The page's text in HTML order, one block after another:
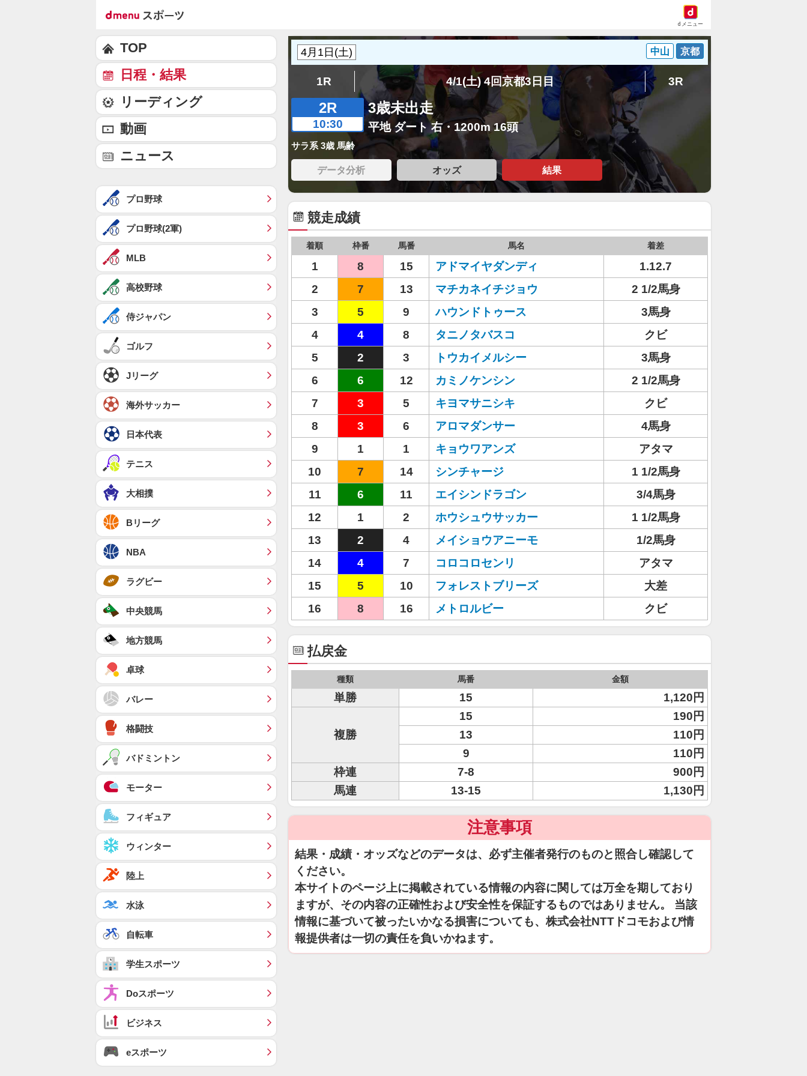
dメニュー
中山 京都
1R 4/1(土) 4回京都3日目 3R
2R
10:30
3歳未出走
平地 ダート 右・1200m 16頭
サラ系 3歳 馬齢
データ分析 オッズ 結果
競走成績
着順 枠番 馬番 馬名 着差
1 8 15 アドマイヤダンディ
1.12.7
2
7 13 マチカネイチジョウ
2 1/2馬身
3
5 9 ハウンドトゥース
3馬身
4
4 8 タニノタバスコ
クビ
5
2 3 トウカイメルシー
3馬身
6
6 12 カミノケンシン
2 1/2馬身
7
3 5 キヨマサニシキ
クビ
8
3 6 アロマダンサー
4馬身
9
1 1 キョウワアンズ
アタマ
10
7 14 シンチャージ
1 1/2馬身
11
6 11 エイシンドラゴン
3/4馬身
12
1 2 ホウシュウサッカー
1 1/2馬身
13
2 4 メイショウアニーモ
1/2馬身
14
4 7 コロコロセンリ
アタマ
15
5 10 フォレストブリーズ
大差
16
8 16 メトロルビー クビ
払戻金
種類 馬番 金額
単勝 15 1,120円
複勝
15
190円
13
110円
9
110円
枠連
7-8
900円
馬連
13-15 1,130円
注意事項
結果・成績・オッズなどのデータは、必ず主催者発行のものと照合し確認して
ください。
本サイトのページ上に掲載されている情報の内容に関しては万全を期しており
ますが、その内容の正確性および安全性を保証するものではありません。 当該
情報に基づいて被ったいかなる損害についても、株式会社NTTドコモおよび情
報提供者は一切の責任を負いかねます。
TOP
日程・結果
リーディング
動画
ニュース
プロ野球
プロ野球(2軍)
MLB
高校野球
侍ジャパン
ゴルフ
Jリーグ
海外サッカー
日本代表
テニス
大相撲
Bリーグ
NBA
ラグビー
中央競馬
地方競馬
卓球
バレー
格闘技
バドミントン
モーター
フィギュア
ウィンター
陸上
水泳
自転車
学生スポーツ
Doスポーツ
ビジネス
eスポーツ